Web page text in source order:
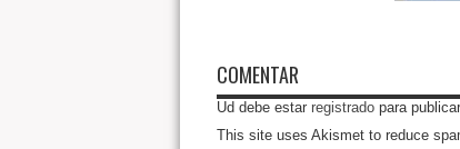
COMENTAR
Ud debe estar registradopara
This site uses Akismet to reduce